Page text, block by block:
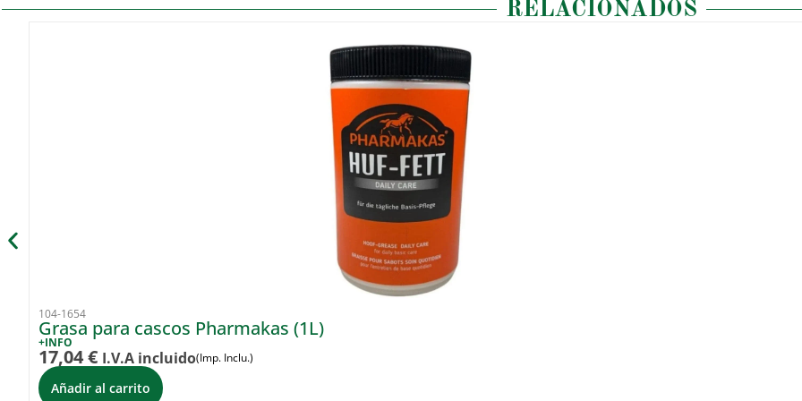
RELACIONADOS
104-1654
Grasa para cascos Pharmakas (1L)
+INFO
17,04€ I.V.A incluido(Imp. Inclu.)
Añadir al carrito